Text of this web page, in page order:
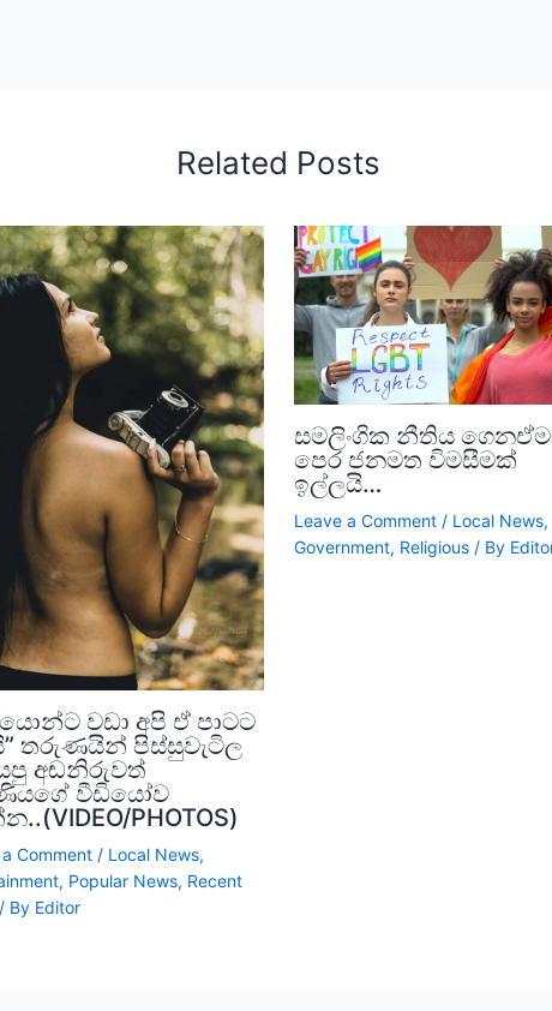
Related Posts
වඩා අපි ඒ පාටට
තරුණයින් පිස්සුවැටිල
අඬනිරුවත්
වීඩියෝව
PHOTOS)
Comment / Local News,
, Popular News, Recent
/ By Editor
සමලිංගික නීතිය
පෙර ජනමත විමසීමක්
ඉල්ලයි…
Leave a Comment / Local News,
Government, Religious/ By